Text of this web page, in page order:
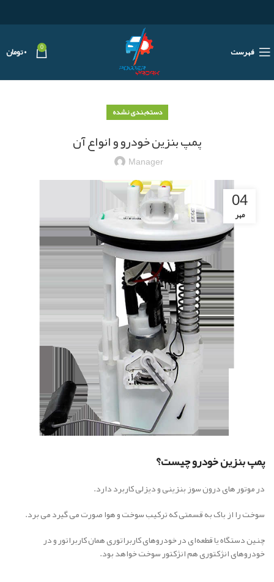
فهرست 0 ۰تومان
دسته‌بندی نشده
پمپ بنزین خودرو و انواع آن
Manager
04
مهر
پمپ بنزین خودرو چیست؟
در موتور های درون سوز بنزینی و دیزلی کاربرد دارد.
سوخت را از باک به قسمتی که ترکیب سوخت و هوا صورت می گیرد می برد.
چنین دستگاه یا قطعه‌ای در خودروهای کاربراتوری همان کاربراتور و در
خودروهای انژکتوری هم انژکتور سوخت خواهد بود.